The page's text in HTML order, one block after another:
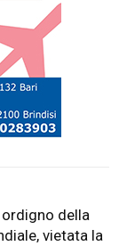
della
vietata la